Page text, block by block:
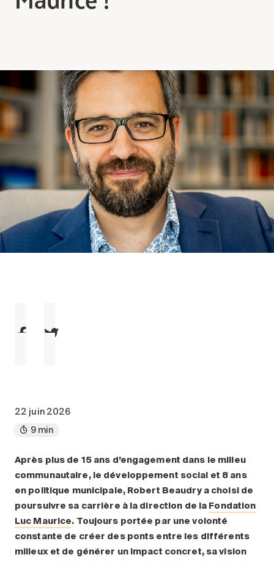
Comprendre la vie en résidence
Les 6 étapes de décision
Votre arrivée en résidence
Témoignages
Ce qui est inclus
Votre appartement
Aires communes
Activités
Commerces intégrés
Services optionnels
Repas
Nos résidences
Emplois
À propos
Nouvelles
FAQ
Rechercher&nbsp;:
22 juin 2026
9 min
Après plus de 15 ans d’engagement dans le milieu
communautaire, le développement social et 8 ans
en politique municipale, Robert Beaudry a choisi de
poursuivre sa carrière à la direction de la Fondation
Luc Maurice. Toujours portée par une volonté
constante de créer des ponts entre les différents
milieux et de générer un impact concret, sa vision